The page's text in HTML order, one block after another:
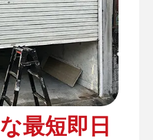
最短即日